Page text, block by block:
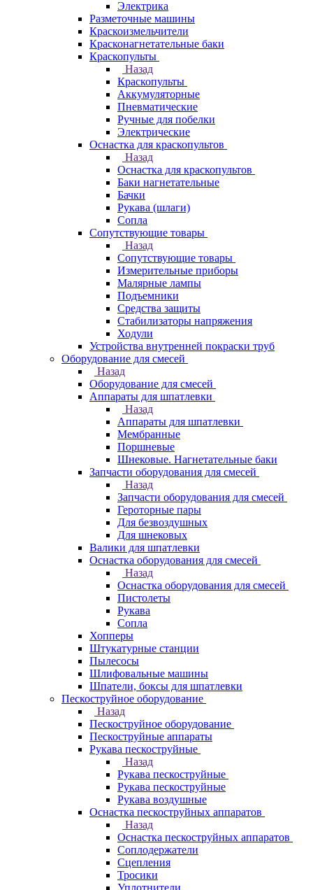
Электрика
Разметочные машины
Краскоизмельчители
Красконагнетательные баки
Краскопульты
Назад
Краскопульты
Аккумуляторные
Пневматические
Ручные для побелки
Электрические
Оснастка для краскопультов
Назад
Оснастка для краскопультов
Баки нагнетательные
Бачки
Рукава (шлаги)
Сопла
Сопутствующие товары
Назад
Сопутствующие товары
Измерительные приборы
Малярные лампы
Подъемники
Средства защиты
Стабилизаторы напряжения
Ходули
Устройства внутренней покраски труб
Оборудование для смесей
Назад
Оборудование для смесей
Аппараты для шпатлевки
Назад
Аппараты для шпатлевки
Мембранные
Поршневые
Шнековые. Нагнетательные баки
Запчасти оборудования для смесей
Назад
Запчасти оборудования для смесей
Героторные пары
Для безвоздушных
Для шнековых
Валики для шпатлевки
Оснастка оборудования для смесей
Назад
Оснастка оборудования для смесей
Пистолеты
Рукава
Сопла
Хопперы
Штукатурные станции
Пылесосы
Шлифовальные машины
Шпатели, боксы для шпатлевки
Пескоструйное оборудование
Назад
Пескоструйное оборудование
Пескоструйные аппараты
Рукава пескоструйные
Назад
Рукава пескоструйные
Рукава пескоструйные
Рукава воздушные
Оснастка пескоструйных аппаратов
Назад
Оснастка пескоструйных аппаратов
Соплодержатели
Сцепления
Тросики
Уплотнители